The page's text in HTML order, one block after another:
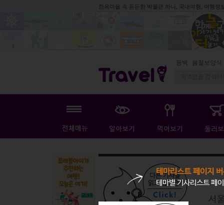
한옥마을 속 든든한 박물관 하나, 국내여행, 여행정
동백 봄철보양식 지
서
테마리스트 페이지
테마별 기사리스트 페